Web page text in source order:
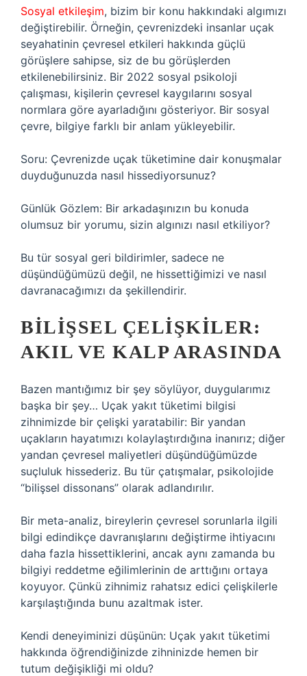
Sosyal etkileşim, bizim bir konu hakkındaki algımızı
değiştirebilir. Örneğin, çevrenizdeki insanlar uçak
seyahatinin çevresel etkileri hakkında güçlü
görüşlere sahipse, siz de bu görüşlerden
etkilenebilirsiniz. Bir 2022 sosyal psikoloji
çalışması, kişilerin çevresel kaygılarını sosyal
normlara göre ayarladığını gösteriyor. Bir sosyal
çevre, bilgiye farklı bir anlam yükleyebilir.
Soru: Çevrenizde uçak tüketimine dair konuşmalar
duyduğunuzda nasıl hissediyorsunuz?
Günlük Gözlem: Bir arkadaşınızın bu konuda
olumsuz bir yorumu, sizin algınızı nasıl etkiliyor?
Bu tür sosyal geri bildirimler, sadece ne
düşündüğümüzü değil, ne hissettiğimizi ve nasıl
davranacağımızı da şekillendirir.
BILIŞSEL ÇELIŞKILER:
AKIL VE KALP ARASINDA
Bazen mantığımız bir şey söylüyor, duygularımız
başka bir şey… Uçak yakıt tüketimi bilgisi
zihnimizde bir çelişki yaratabilir: Bir yandan
uçakların hayatımızı kolaylaştırdığına inanırız; diğer
yandan çevresel maliyetleri düşündüğümüzde
suçluluk hissederiz. Bu tür çatışmalar, psikolojide
“bilişsel dissonans” olarak adlandırılır.
Bir meta-analiz, bireylerin çevresel sorunlarla ilgili
bilgi edindikçe davranışlarını değiştirme ihtiyacını
daha fazla hissettiklerini, ancak aynı zamanda bu
bilgiyi reddetme eğilimlerinin de arttığını ortaya
koyuyor. Çünkü zihnimiz rahatsız edici çelişkilerle
karşılaştığında bunu azaltmak ister.
Kendi deneyiminizi düşünün: Uçak yakıt tüketimi
hakkında öğrendiğinizde zihninizde hemen bir
tutum değişikliği mi oldu?